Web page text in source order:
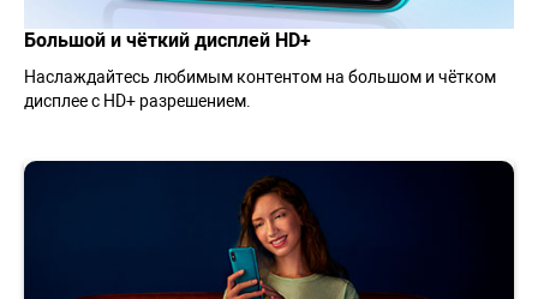
Большой и чёткий дисплей HD+
Наслаждайтесь любимым контентом на большом и чётком
дисплее с HD+ разрешением.